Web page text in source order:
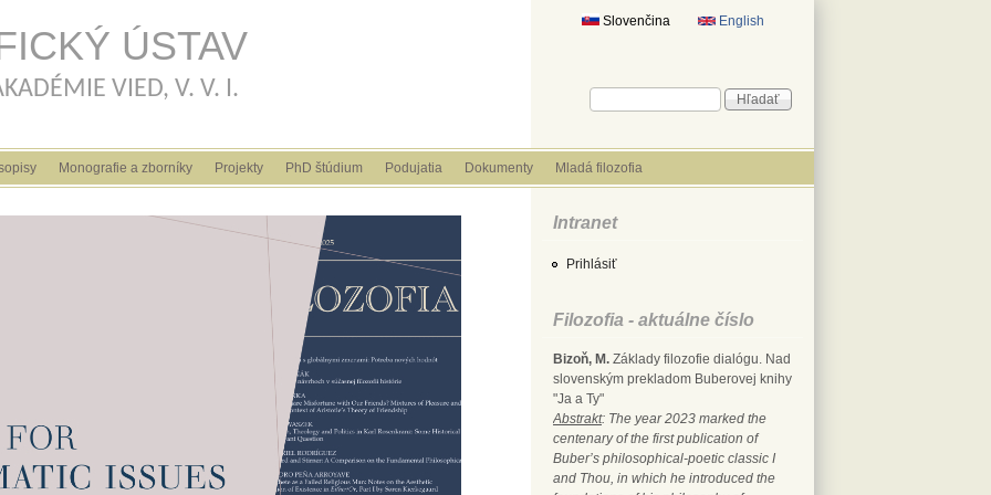
English
Slovenčina
Vyhľadávanie
Hľadať
ÚSTAV
VIED, V. V. I.
Monografie a zborníky Projekty PhD štúdium Podujatia Dokumenty Mladá filozofia
Intranet
Prihlásiť
Filozofia - aktuálne číslo
Bizoň, M. Základy filozofie dialógu. Nad
slovenským prekladom Buberovej knihy
"Ja a Ty"
Abstrakt: The year 2023 marked the
centenary of the first publication of
Buber’s philosophical-poetic classic I
and Thou, in which he introduced the